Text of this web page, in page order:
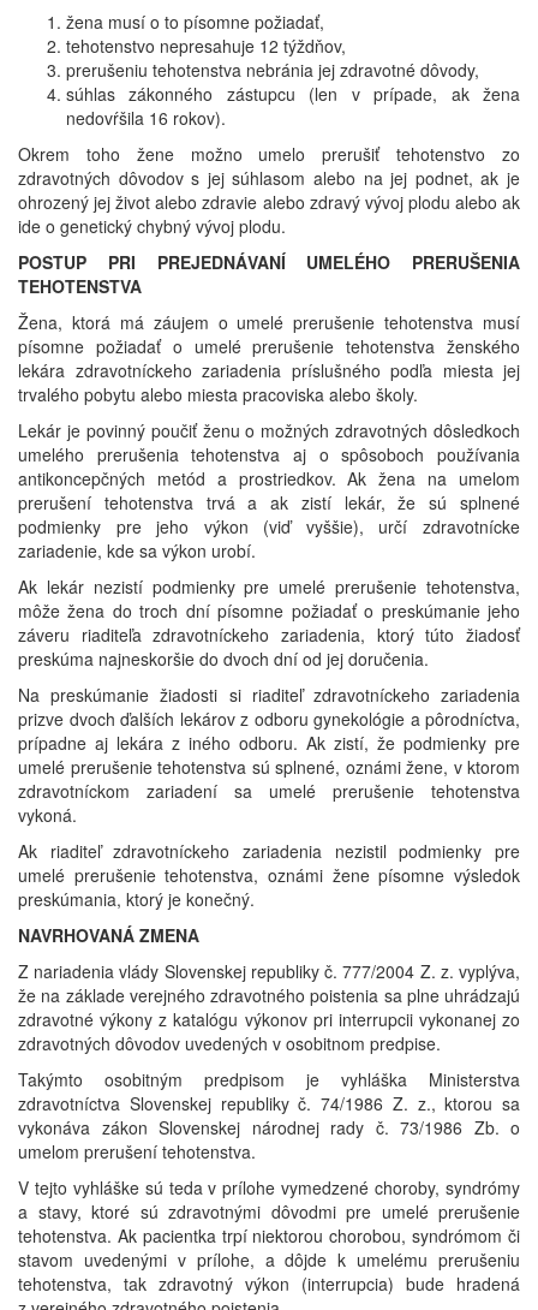
žena musí o to písomne požiadať,
tehotenstvo nepresahuje 12 týždňov,
prerušeniu tehotenstva nebránia jej zdravotné dôvody,
súhlas zákonného zástupcu (len v prípade, ak žena
nedovŕšila 16 rokov).
Okrem toho žene možno umelo prerušiť tehotenstvo zo
zdravotných dôvodov s jej súhlasom alebo na jej podnet, ak je
ohrozený jej život alebo zdravie alebo zdravý vývoj plodu alebo ak
ide o genetický chybný vývoj plodu.
POSTUP PRI PREJEDNÁVANÍ UMELÉHO PRERUŠENIA
TEHOTENSTVA
Žena, ktorá má záujem o umelé prerušenie tehotenstva musí
písomne požiadať o umelé prerušenie tehotenstva ženského
lekára zdravotníckeho zariadenia príslušného podľa miesta jej
trvalého pobytu alebo miesta pracoviska alebo školy.
Lekár je povinný poučiť ženu o možných zdravotných dôsledkoch
umelého prerušenia tehotenstva aj o spôsoboch používania
antikoncepčných metód a prostriedkov. Ak žena na umelom
prerušení tehotenstva trvá a ak zistí lekár, že sú splnené
podmienky pre jeho výkon (viď vyššie), určí zdravotnícke
zariadenie, kde sa výkon urobí.
Ak lekár nezistí podmienky pre umelé prerušenie tehotenstva,
môže žena do troch dní písomne požiadať o preskúmanie jeho
záveru riaditeľa zdravotníckeho zariadenia, ktorý túto žiadosť
preskúma najneskoršie do dvoch dní od jej doručenia.
Na preskúmanie žiadosti si riaditeľ zdravotníckeho zariadenia
prizve dvoch ďalších lekárov z odboru gynekológie a pôrodníctva,
prípadne aj lekára z iného odboru. Ak zistí, že podmienky pre
umelé prerušenie tehotenstva sú splnené, oznámi žene, v ktorom
zdravotníckom zariadení sa umelé prerušenie tehotenstva
vykoná.
Ak riaditeľ zdravotníckeho zariadenia nezistil podmienky pre
umelé prerušenie tehotenstva, oznámi žene písomne výsledok
preskúmania, ktorý je konečný.
NAVRHOVANÁ ZMENA
Z nariadenia vlády Slovenskej republiky č. 777/2004 Z. z. vyplýva,
že na základe verejného zdravotného poistenia sa plne uhrádzajú
zdravotné výkony z katalógu výkonov pri interrupcii vykonanej zo
zdravotných dôvodov uvedených v osobitnom predpise.
Takýmto osobitným predpisom je vyhláška Ministerstva
zdravotníctva Slovenskej republiky č. 74/1986 Z. z., ktorou sa
vykonáva zákon Slovenskej národnej rady č. 73/1986 Zb. o
umelom prerušení tehotenstva.
V tejto vyhláške sú teda v prílohe vymedzené choroby, syndrómy
a stavy, ktoré sú zdravotnými dôvodmi pre umelé prerušenie
tehotenstva. Ak pacientka trpí niektorou chorobou, syndrómom či
stavom uvedenými v prílohe, a dôjde k umelému prerušeniu
tehotenstva, tak zdravotný výkon (interrupcia) bude hradená